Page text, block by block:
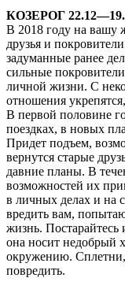
КОЗЕРОГ
В 2018 году на вашу
друзья и
задуманные ранее
сильные
личной жизни. С
отношения
В первой половине
поездках, в новых
Придет подъем,
вернутся старые
давние планы. В
возможностей их
в личных делах и на
вредить вам,
жизнь. Постарайтесь
она носит недобрый
окружению.
повредить.